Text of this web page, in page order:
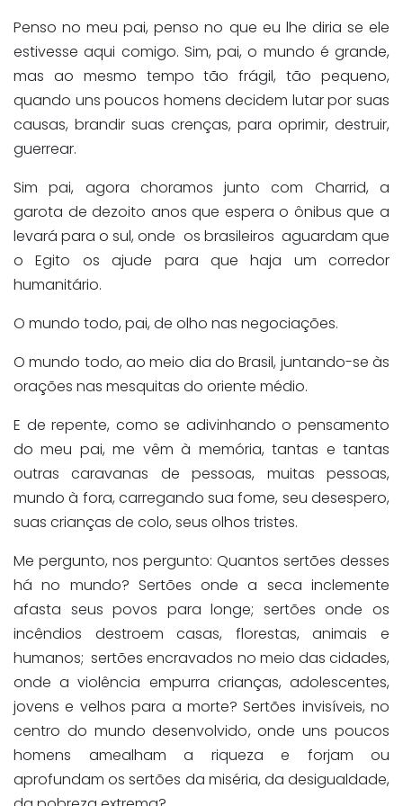
Penso no meu pai, penso no que eu lhe diria se ele
estivesse aqui comigo. Sim, pai, o mundo é grande,
mas ao mesmo tempo tão frágil, tão pequeno,
quando uns poucos homens decidem lutar por suas
causas, brandir suas crenças, para oprimir, destruir,
guerrear.
Sim pai, agora choramos junto com Charrid, a
garota de dezoito anos que espera o ônibus que a
levará para o sul, onde os brasileiros aguardam que
o Egito os ajude para que haja um corredor
humanitário.
O mundo todo, pai, de olho nas negociações.
O mundo todo, ao meio dia do Brasil, juntando-se às
orações nas mesquitas do oriente médio.
E de repente, como se adivinhando o pensamento
do meu pai, me vêm à memória, tantas e tantas
outras caravanas de pessoas, muitas pessoas,
mundo à fora, carregando sua fome, seu desespero,
suas crianças de colo, seus olhos tristes.
Me pergunto, nos pergunto: Quantos sertões desses
há no mundo? Sertões onde a seca inclemente
afasta seus povos para longe; sertões onde os
incêndios destroem casas, florestas, animais e
humanos; sertões encravados no meio das cidades,
onde a violência empurra crianças, adolescentes,
jovens e velhos para a morte? Sertões invisíveis, no
centro do mundo desenvolvido, onde uns poucos
homens amealham a riqueza e forjam ou
aprofundam os sertões da miséria, da desigualdade,